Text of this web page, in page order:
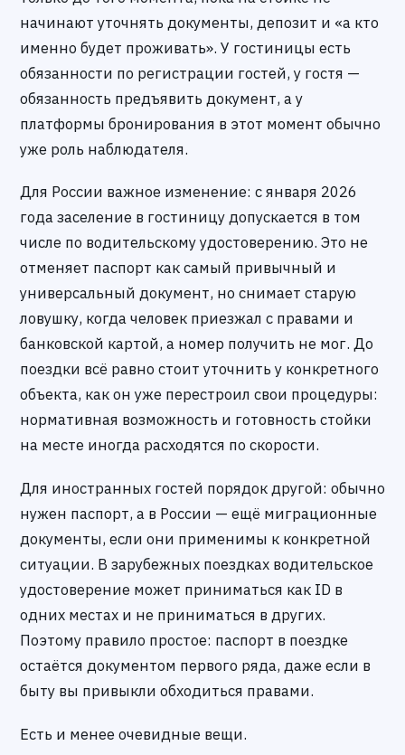
начинают уточнять документы, депозит и «а кто
именно будет проживать». У гостиницы есть
обязанности по регистрации гостей, у гостя —
обязанность предъявить документ, а у
платформы бронирования в этот момент обычно
уже роль наблюдателя.
Для России важное изменение: с января 2026
года заселение в гостиницу допускается в том
числе по водительскому удостоверению. Это не
отменяет паспорт как самый привычный и
универсальный документ, но снимает старую
ловушку, когда человек приезжал с правами и
банковской картой, а номер получить не мог. До
поездки всё равно стоит уточнить у конкретного
объекта, как он уже перестроил свои процедуры:
нормативная возможность и готовность стойки
на месте иногда расходятся по скорости.
Для иностранных гостей порядок другой: обычно
нужен паспорт, а в России — ещё миграционные
документы, если они применимы к конкретной
ситуации. В зарубежных поездках водительское
удостоверение может приниматься как ID в
одних местах и не приниматься в других.
Поэтому правило простое: паспорт в поездке
остаётся документом первого ряда, даже если в
быту вы привыкли обходиться правами.
Есть и менее очевидные вещи.